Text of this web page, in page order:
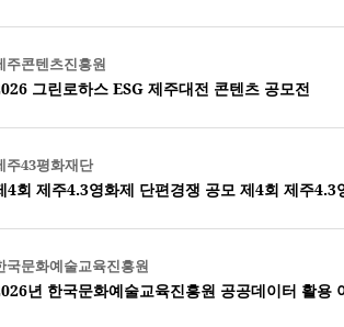
주콘텐츠진흥원
그린로하스 ESG 제주대전 콘텐츠 공모전
주43평화재단
4회 제주4.3영화제 단편경쟁 공모 제4회 제주4.3
국문화예술교육진흥원
년 한국문화예술교육진흥원 공공데이터 활용